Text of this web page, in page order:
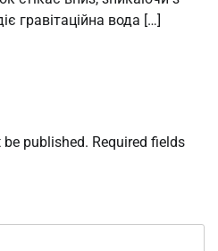
гравітаційна вода […]
published. Required fields